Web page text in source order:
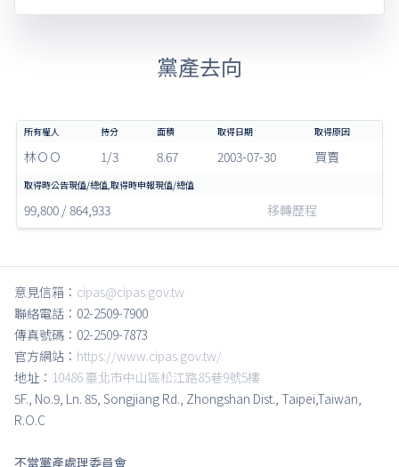
黨產去向
林ＯＯ 1/3 8.67 2003-07-30 買賣
99,800 / 864,933 移轉歷程
意見信箱： cipas@cipas.gov.tw
聯絡電話：02-2509-7900
傳真號碼：02-2509-7873
官方網站： https://www.cipas.gov.tw/
地址： 10486 臺北市中山區松江路85巷9號5樓
5F., No.9, Ln. 85, Songjiang Rd., Zhongshan Dist., Taipei,Taiwan,
R.O.C
不當黨產處理委員會